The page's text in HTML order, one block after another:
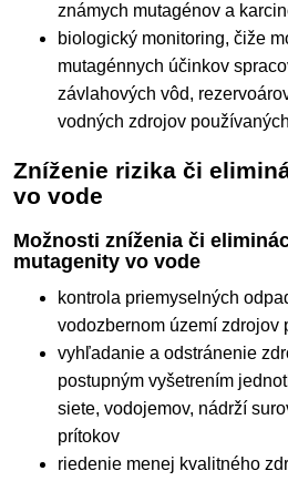
známych mutagénov a
biologický monitoring, čiže
mutagénnych účinkov
závlahových vôd,
vodných zdrojov
Zníženie rizika či
vo vode
Možnosti zníženia či
mutagenity vo vode
kontrola priemyselných
vodozbernom území zdrojov
vyhľadanie a odstránenie
postupným vyšetrením
siete, vodojemov, nádrží
prítokov
riedenie menej kvalitného